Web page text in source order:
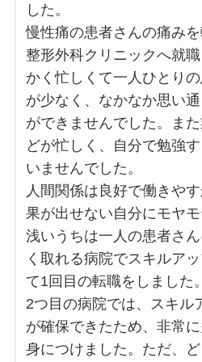
した。
慢性痛の患者さんの痛み
整形外科クリニックへ就
かく忙しくて一人ひとり
が少なく、なかなか思い
ができませんでした。ま
どが忙しく、自分で勉強
いませんでした。
人間関係は良好で働きや
果が出せない自分にモヤ
浅いうちは一人の患者さ
く取れる病院でスキルア
て1回目の転職をしました。
2つ目の病院では、スキル
が確保できたため、非常に
身につけました。ただ、